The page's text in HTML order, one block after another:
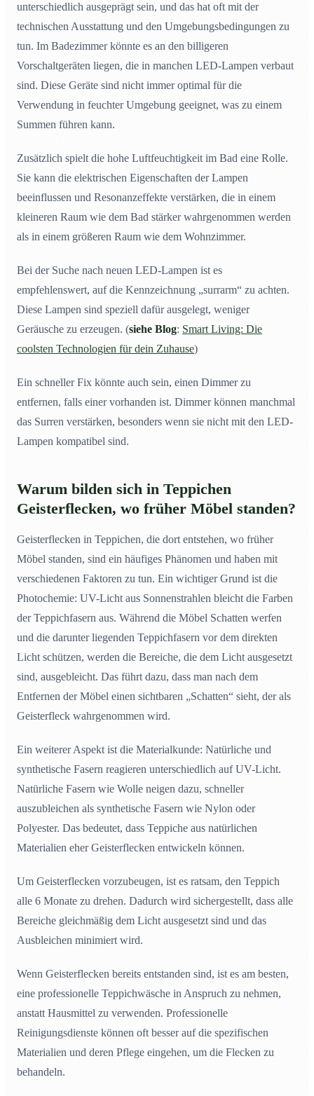
unterschiedlich ausgeprägt sein, und das hat oft mit der
technischen Ausstattung und den Umgebungsbedingungen zu
tun. Im Badezimmer könnte es an den billigeren
Vorschaltgeräten liegen, die in manchen LED-Lampen verbaut
sind. Diese Geräte sind nicht immer optimal für die
Verwendung in feuchter Umgebung geeignet, was zu einem
Summen führen kann.
Zusätzlich spielt die hohe Luftfeuchtigkeit im Bad eine Rolle.
Sie kann die elektrischen Eigenschaften der Lampen
beeinflussen und Resonanzeffekte verstärken, die in einem
kleineren Raum wie dem Bad stärker wahrgenommen werden
als in einem größeren Raum wie dem Wohnzimmer.
Bei der Suche nach neuen LED-Lampen ist es
empfehlenswert, auf die Kennzeichnung „surrarm“ zu achten.
Diese Lampen sind speziell dafür ausgelegt, weniger
Geräusche zu erzeugen. (siehe Blog: Smart Living: Die
coolsten Technologien für dein Zuhause)
Ein schneller Fix könnte auch sein, einen Dimmer zu
entfernen, falls einer vorhanden ist. Dimmer können manchmal
das Surren verstärken, besonders wenn sie nicht mit den LED-
Lampen kompatibel sind.
Warum bilden sich in Teppichen
Geisterflecken, wo früher Möbel standen?
Geisterflecken in Teppichen, die dort entstehen, wo früher
Möbel standen, sind ein häufiges Phänomen und haben mit
verschiedenen Faktoren zu tun. Ein wichtiger Grund ist die
Photochemie: UV-Licht aus Sonnenstrahlen bleicht die Farben
der Teppichfasern aus. Während die Möbel Schatten werfen
und die darunter liegenden Teppichfasern vor dem direkten
Licht schützen, werden die Bereiche, die dem Licht ausgesetzt
sind, ausgebleicht. Das führt dazu, dass man nach dem
Entfernen der Möbel einen sichtbaren „Schatten“ sieht, der als
Geisterfleck wahrgenommen wird.
Ein weiterer Aspekt ist die Materialkunde: Natürliche und
synthetische Fasern reagieren unterschiedlich auf UV-Licht.
Natürliche Fasern wie Wolle neigen dazu, schneller
auszubleichen als synthetische Fasern wie Nylon oder
Polyester. Das bedeutet, dass Teppiche aus natürlichen
Materialien eher Geisterflecken entwickeln können.
Um Geisterflecken vorzubeugen, ist es ratsam, den Teppich
alle 6 Monate zu drehen. Dadurch wird sichergestellt, dass alle
Bereiche gleichmäßig dem Licht ausgesetzt sind und das
Ausbleichen minimiert wird.
Wenn Geisterflecken bereits entstanden sind, ist es am besten,
eine professionelle Teppichwäsche in Anspruch zu nehmen,
anstatt Hausmittel zu verwenden. Professionelle
Reinigungsdienste können oft besser auf die spezifischen
Materialien und deren Pflege eingehen, um die Flecken zu
behandeln.